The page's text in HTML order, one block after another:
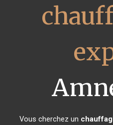
Vous cherchez un